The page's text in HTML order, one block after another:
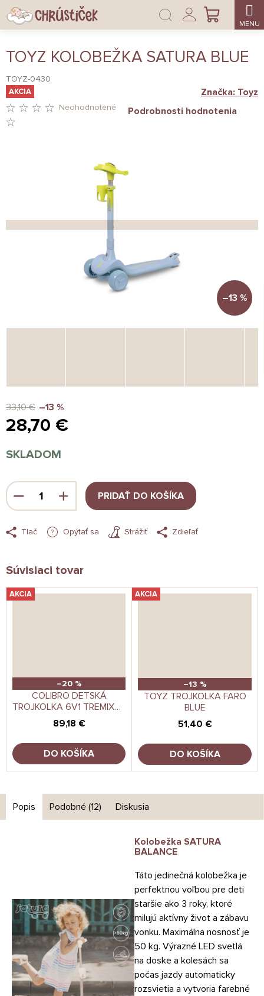
Prejsť
na
obsah
NÁKUPNÝ
Prihlásenie
TOYZ KOLOBEŽKA SATURA BLUE
TOYZ-0430
AKCIA
HVIEZDIČIEK.
Neohodnotené Podrobnosti hodnotenia
Značka: Toyz
–13 %
33,10 € –13 %
28,70 €
cena:
SKLADOM
PRIDAŤ DO KOŠÍKA
Tlač Opýtať sa Strážiť Zdieľať
Súvisiaci tovar
AKCIA
–20 %
COLIBRO DETSKÁ
TROJKOLKA 6V1 TREMIXUP
ROSE
89,18 €
DO KOŠÍKA
AKCIA
–13 %
TOYZ TROJKOLKA FARO
BLUE
51,40 €
DO KOŠÍKA
Popis Podobné (12) Diskusia
Kolobežka SATURA
BALANCE
Táto jedinečná kolobežka je
perfektnou voľbou pre deti
staršie ako 3 roky, ktoré
milujú aktívny život a zábavu
vonku. Maximálna nosnosť je
50 kg. Výrazné LED svetlá
na doske a kolesách sa
počas jazdy automaticky
rozsvietia a vytvoria farebné